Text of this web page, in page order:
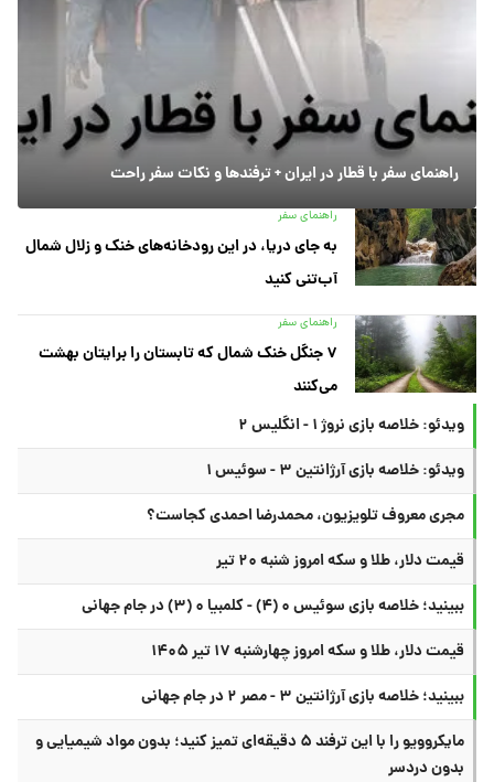
راهنمای سفر با قطار در ایران + ترفندها و نکات سفر راحت
راهنمای سفر
به جای دریا، در این رودخانه‌های خنک و زلال شمال
آب‌تنی کنید
راهنمای سفر
۷ جنگل خنک شمال که تابستان را برایتان بهشت
می‌کنند
ویدئو: خلاصه بازی نروژ ۱ - انگلیس ۲
ویدئو: خلاصه بازی آرژانتین ۳ - سوئیس ۱
مجری معروف تلویزیون، محمدرضا احمدی کجاست؟
قیمت دلار، طلا و سکه امروز شنبه ۲۰ تیر
ببینید؛ خلاصه بازی سوئیس ۰ (۴) - کلمبیا ۰ (۳) در جام جهانی
قیمت دلار، طلا و سکه امروز چهارشنبه ۱۷ تیر ۱۴۰۵
ببینید؛ خلاصه بازی آرژانتین ۳ - مصر ۲ در جام جهانی
مایکروویو را با این ترفند ۵ دقیقه‌ای تمیز کنید؛ بدون مواد شیمیایی و
بدون دردسر